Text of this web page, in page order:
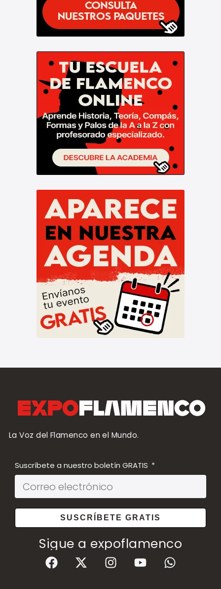
La Voz del Flamenco en el Mundo.
Suscríbete a nuestro boletín GRATIS
SUSCRÍBETE GRATIS
Sigue a expoflamenco